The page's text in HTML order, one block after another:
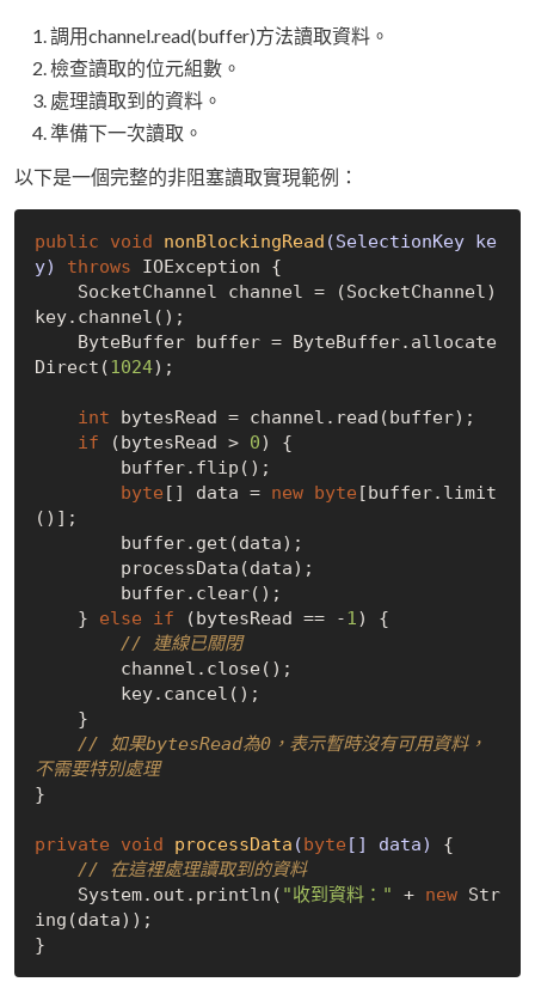
調用channel.read(buffer)方法讀取資料。
檢查讀取的位元組數。
處理讀取到的資料。
準備下一次讀取。
以下是一個完整的非阻塞讀取實現範例：
public void nonBlockingRead (SelectionKey ke
y)
throws IOException {
key.channel();
Direct(1024);
int bytesRead = channel.read(buffer);
if (bytesRead > 0) {
byte [] data = new byte [buffer.limit
()];
    }
else if (bytesRead == -1) {
// 連線已關閉
// 如果bytesRead為0，表示暫時沒有可用資料，
不需要特別處理
}
private void processData (byte [] data)
{
// 在這裡處理讀取到的資料
    System.out.println(
"收到資料：" + new Str
ing(data));